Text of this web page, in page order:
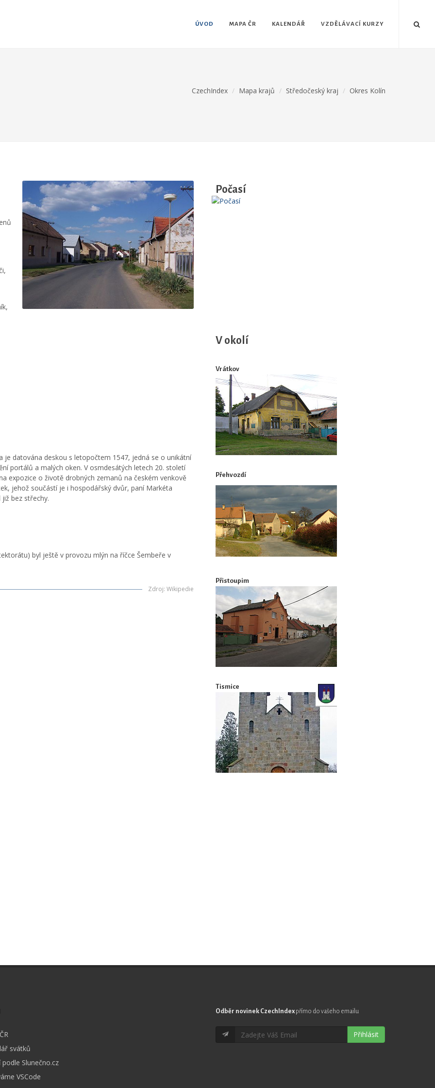
ÚVOD MAPA ČR KALENDÁŘ VZDĚLÁVACÍ KURZY
CzechIndex Mapa krajů Středočeský kraj Okres Kolín
datována deskou s letopočtem 1547, jedná se o unikátní
portálů a malých oken. V osmdesátých letech 20. století
expozice o životě drobných zemanů na českém venkově
jehož součástí je i hospodářský dvůr, paní Markéta
bez střechy.
byl ještě v provozu mlýn na říčce Šembeře v
Zdroj: Wikipedie
Počasí
V okolí
Vrátkov
Přehvozdí
Přistoupim
Tismice
svátků
podle Slunečno.cz
VSCode
Odběr novinek CzechIndex přímo do vašeho emailu
Přihlásit